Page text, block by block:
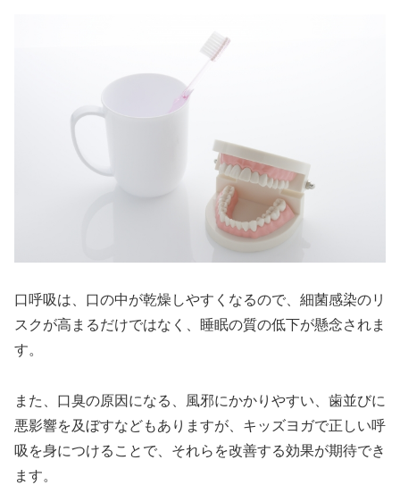
口呼吸は、口の中が乾燥しやすくなるので、細菌感染のリ
スクが高まるだけではなく、睡眠の質の低下が懸念されま
す。
また、口臭の原因になる、風邪にかかりやすい、歯並びに
悪影響を及ぼすなどもありますが、キッズヨガで正しい呼
吸を身につけることで、それらを改善する効果が期待でき
ます。